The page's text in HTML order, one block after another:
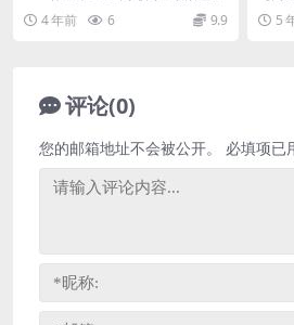
暑假A+班，百度网盘分享高考政治
复习课程8.2...
4 年前 6 9.9
云）
睛班
【决
5
评论(0)
您的邮箱地址不会被公开。 必填项已